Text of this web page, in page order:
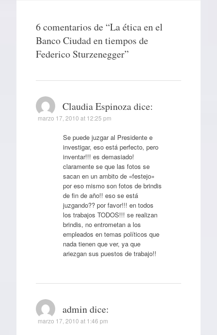
6 comentarios de “La ética en el
Banco Ciudad en tiempos de
Federico Sturzenegger”
Claudia Espinoza dice:
marzo 17, 2010 at 12:25 pm
Se puede juzgar al Presidente e
investigar, eso está perfecto, pero
inventar!!! es demasiado!
claramente se que las fotos se
sacan en un ambito de «festejo»
por eso mismo son fotos de brindis
de fin de año!! eso se está
juzgando?? por favor!!! en todos
los trabajos TODOS!!! se realizan
brindis, no entrometan a los
empleados en temas políticos que
nada tienen que ver, ya que
ariezgan sus puestos de trabajo!!
admin dice:
marzo 17, 2010 at 1:46 pm